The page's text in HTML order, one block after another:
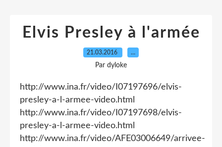
Elvis Presley à l'armée
21.03.2016 …
Par dyloke
http://www.ina.fr/video/I07197696/elvis-
presley-a-l-armee-video.html
http://www.ina.fr/video/I07197698/elvis-
presley-a-l-armee-video.html
http://www.ina.fr/video/AFE03006649/arrivee-